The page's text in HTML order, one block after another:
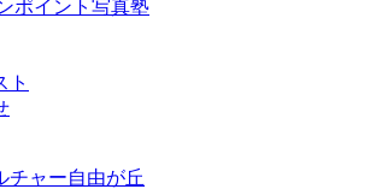
ポイント写真塾
ト
チャー自由が丘